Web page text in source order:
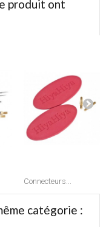
produit ont
Connecteurs...
catégorie :